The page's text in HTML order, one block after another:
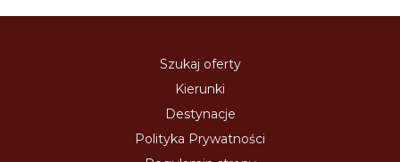
Szukaj oferty
Kierunki
Destynacje
Polityka Prywatności